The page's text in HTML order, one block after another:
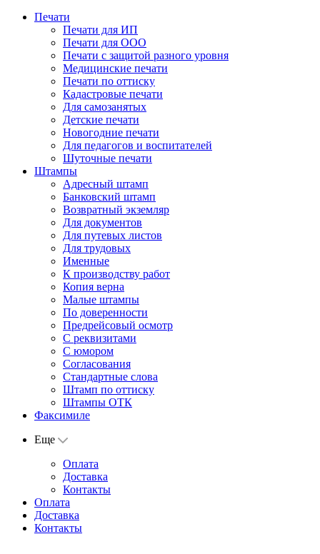
Печати
Печати для ИП
Печати для ООО
Печати с защитой разного уровня
Медицинские печати
Печати по оттиску
Кадастровые печати
Для самозанятых
Детские печати
Новогодние печати
Для педагогов и воспитателей
Шуточные печати
Штампы
Адресный штамп
Банковский штамп
Возвратный экземляр
Для документов
Для путевых листов
Для трудовых
Именные
К производству работ
Копия верна
Малые штампы
По доверенности
Предрейсовый осмотр
С реквизитами
С юмором
Согласования
Стандартные слова
Штамп по оттиску
Штампы ОТК
Факсимиле
Еще
Оплата
Доставка
Контакты
Оплата
Доставка
Контакты